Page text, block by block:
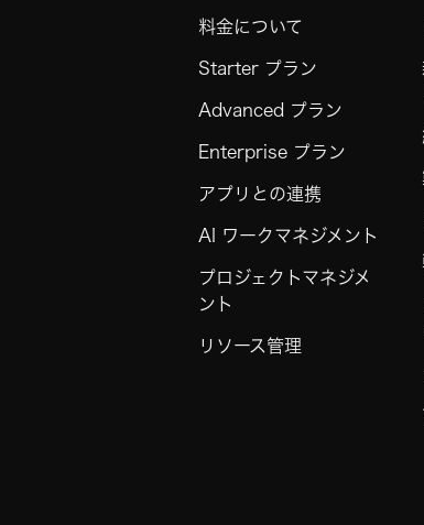
料金について
Starter プラン
Advanced プラン
Enterprise プラン
アプリとの連携
AI ワークマネジメント
プロジェクトマネジメ
ント
リソース管理